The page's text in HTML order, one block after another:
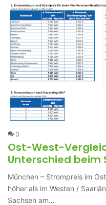
0
Ost-West-
Unterschied beim
München – Strompreis im
höher als im Westen /
Sachsen am…